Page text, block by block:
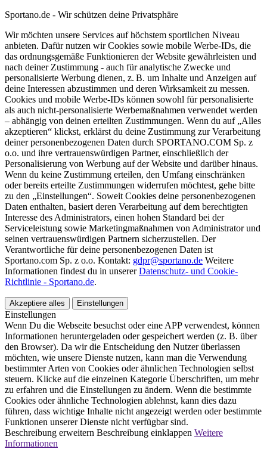
Sportano.de - Wir schützen deine Privatsphäre
Wir möchten unsere Services auf höchstem sportlichen Niveau
anbieten. Dafür nutzen wir Cookies sowie mobile Werbe-IDs, die
das ordnungsgemäße Funktionieren der Website gewährleisten und
nach deiner Zustimmung - auch für analytische Zwecke und
personalisierte Werbung dienen, z. B. um Inhalte und Anzeigen auf
deine Interessen abzustimmen und deren Wirksamkeit zu messen.
Cookies und mobile Werbe-IDs können sowohl für personalisierte
als auch nicht-personalisierte Werbemaßnahmen verwendet werden
– abhängig von deinen erteilten Zustimmungen. Wenn du auf „Alles
akzeptieren“ klickst, erklärst du deine Zustimmung zur Verarbeitung
deiner personenbezogenen Daten durch SPORTANO.COM Sp. z
o.o. und ihre vertrauenswürdigen Partner, einschließlich der
Personalisierung von Werbung auf der Website und darüber hinaus.
Wenn du keine Zustimmung erteilen, den Umfang einschränken
oder bereits erteilte Zustimmungen widerrufen möchtest, gehe bitte
zu den „Einstellungen“. Soweit Cookies deine personenbezogenen
Daten enthalten, basiert deren Verarbeitung auf dem berechtigten
Interesse des Administrators, einen hohen Standard bei der
Serviceleistung sowie Marketingmaßnahmen von Administrator und
seinen vertrauenswürdigen Partnern sicherzustellen. Der
Verantwortliche für deine personenbezogenen Daten ist
Sportano.com Sp. z o.o. Kontakt: gdpr@sportano.de Weitere
Informationen findest du in unsererDatenschutz- und Cookie-
Richtlinie - Sportano.de.
Akzeptiere alles Einstellungen
Einstellungen
Wenn Du die Webseite besuchst oder eine APP verwendest, können
Informationen heruntergeladen oder gespeichert werden (z. B. über
den Browser). Da wir die Entscheidung den Nutzer überlassen
möchten, wie unsere Dienste nutzen, kann man die Verwendung
bestimmter Arten von Cookies oder ähnlichen Technologien selbst
steuern. Klicke auf die einzelnen Kategorie Überschriften, um mehr
zu erfahren und die Einstellungen zu ändern. Wenn die bestimmte
Cookies oder ähnliche Technologien ablehnst, kann dies dazu
führen, dass wichtige Inhalte nicht angezeigt werden oder bestimmte
Funktionen unserer Dienste nicht verfügbar sind.
Beschreibung erweitern Beschreibung einklappen Weitere
Informationen